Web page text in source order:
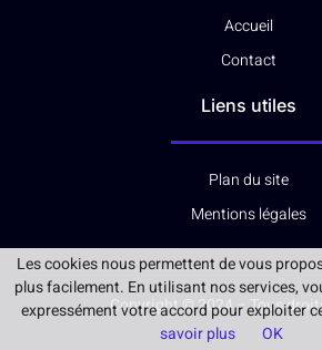
Accueil
Contact
Liens utiles
Plan du site
Mentions légales
Copyright © 2024 – Tous
Les cookies nous permettent de vous
plus facilement. En utilisant nos services,
expressément votre accord pour exploiter
savoir plus
OK